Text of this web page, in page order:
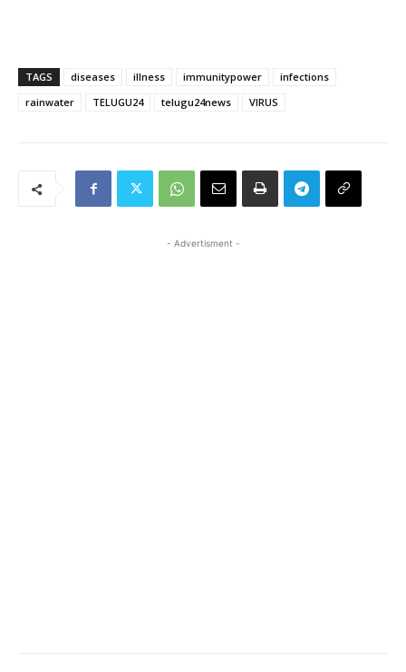
TAGS diseases illness immunitypower
infections
rainwater
TELUGU24 telugu24news VIRUS
- Advertisment -